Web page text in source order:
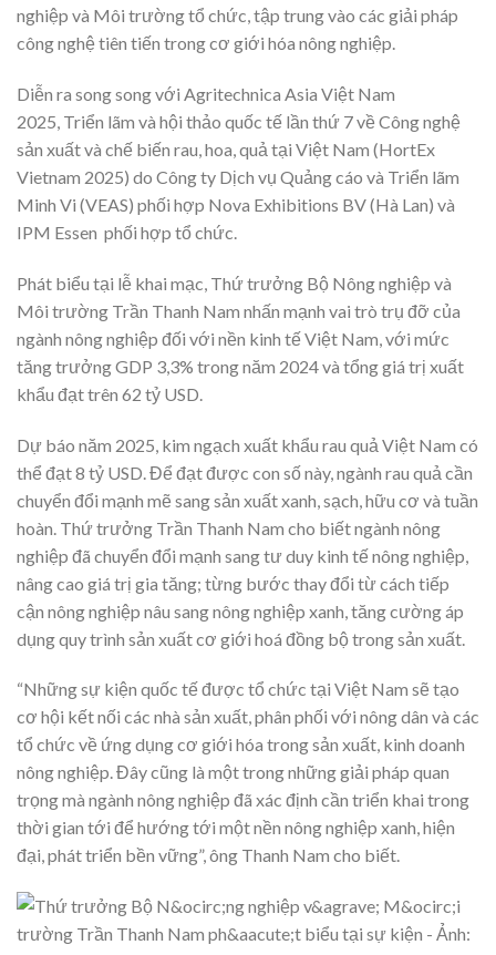
nghiệp và Môi trường tổ chức, tập trung vào các giải pháp
công nghệ tiên tiến trong cơ giới hóa nông nghiệp.
Diễn ra song song với Agritechnica Asia Việt Nam
2025, Triển lãm và hội thảo quốc tế lần thứ 7 về Công nghệ
sản xuất và chế biến rau, hoa, quả tại Việt Nam (HortEx
Vietnam 2025) do Công ty Dịch vụ Quảng cáo và Triển lãm
Minh Vi (VEAS) phối hợp Nova Exhibitions BV (Hà Lan) và
IPM Essen phối hợp tổ chức.
Phát biểu tại lễ khai mạc, Thứ trưởng Bộ Nông nghiệp và
Môi trường Trần Thanh Nam nhấn mạnh vai trò trụ đỡ của
ngành nông nghiệp đối với nền kinh tế Việt Nam, với mức
tăng trưởng GDP 3,3% trong năm 2024 và tổng giá trị xuất
khẩu đạt trên 62 tỷ USD.
Dự báo năm 2025, kim ngạch xuất khẩu rau quả Việt Nam có
thể đạt 8 tỷ USD. Để đạt được con số này, ngành rau quả cần
chuyển đổi mạnh mẽ sang sản xuất xanh, sạch, hữu cơ và tuần
hoàn. Thứ trưởng Trần Thanh Nam cho biết ngành nông
nghiệp đã chuyển đổi mạnh sang tư duy kinh tế nông nghiệp,
nâng cao giá trị gia tăng; từng bước thay đổi từ cách tiếp
cận nông nghiệp nâu sang nông nghiệp xanh, tăng cường áp
dụng quy trình sản xuất cơ giới hoá đồng bộ trong sản xuất.
“Những sự kiện quốc tế được tổ chức tại Việt Nam sẽ tạo
cơ hội kết nối các nhà sản xuất, phân phối với nông dân và các
tổ chức về ứng dụng cơ giới hóa trong sản xuất, kinh doanh
nông nghiệp. Đây cũng là một trong những giải pháp quan
trọng mà ngành nông nghiệp đã xác định cần triển khai trong
thời gian tới để hướng tới một nền nông nghiệp xanh, hiện
đại, phát triển bền vững”, ông Thanh Nam cho biết.